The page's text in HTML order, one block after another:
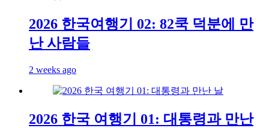
2026 한국여행기 02: 82쿡 덕분에 만
난 사람들
2 weeks ago
2026 한국 여행기 01: 대통령과 만난